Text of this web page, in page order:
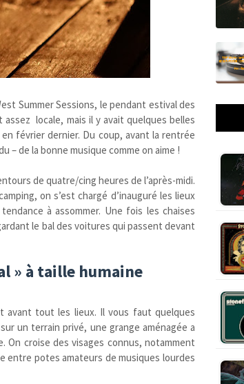
Summer Sessions, le pendant estival des
assez locale, mais il y avait quelques belles
février dernier. Du coup, avant la rentrée
– de la bonne musique comme on aime !
de quatre/cing heures de l’après-midi.
on s’est chargé d’inauguré les lieux
à assommer. Une fois les chaises
le bal des voitures qui passent devant
» à taille humaine
avant tout les lieux. Il vous faut quelques
un terrain privé, une grange aménagée a
On croise des visages connus, notamment
entre potes amateurs de musiques lourdes